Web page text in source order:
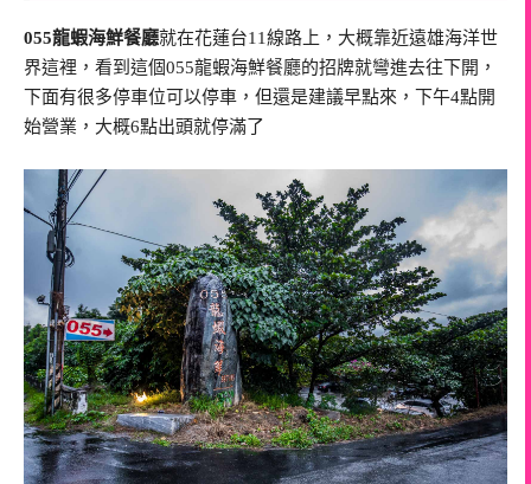
055龍蝦海鮮餐廳就在花蓮台11線路上，大概靠近遠雄海洋世
界這裡，看到這個055龍蝦海鮮餐廳的招牌就彎進去往下開，
下面有很多停車位可以停車，但還是建議早點來，下午4點開
始營業，大概6點出頭就停滿了